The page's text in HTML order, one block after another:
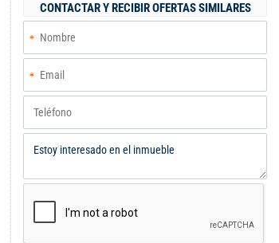
CONTACTAR Y RECIBIR OFERTAS SIMILARES